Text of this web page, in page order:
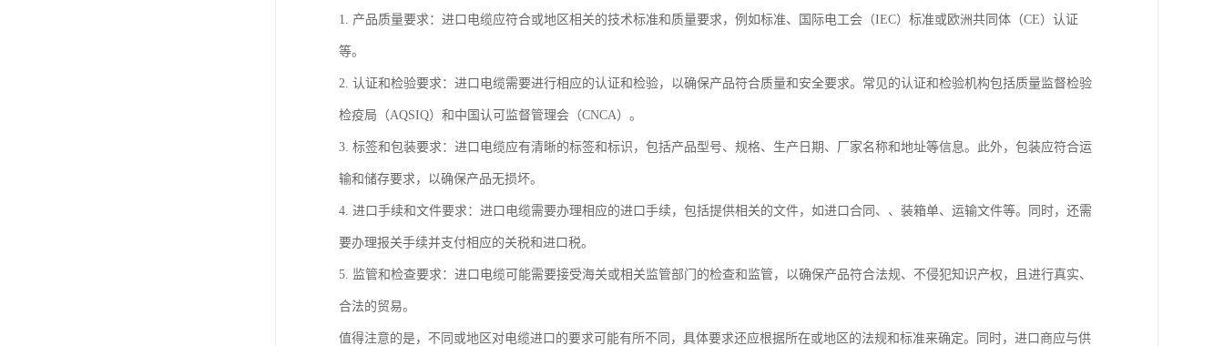
1. 产品质量要求：进口电缆应符合或地区相关的技术标准和质量要求，例如标准、国际电工会（IEC）标准或欧洲共同体（CE）认证
等。
2. 认证和检验要求：进口电缆需要进行相应的认证和检验，以确保产品符合质量和安全要求。常见的认证和检验机构包括质量监督检验
检疫局（AQSIQ）和中国认可监督管理会（CNCA）。
3. 标签和包装要求：进口电缆应有清晰的标签和标识，包括产品型号、规格、生产日期、厂家名称和地址等信息。此外，包装应符合运
输和储存要求，以确保产品无损坏。
4. 进口手续和文件要求：进口电缆需要办理相应的进口手续，包括提供相关的文件，如进口合同、、装箱单、运输文件等。同时，还需
要办理报关手续并支付相应的关税和进口税。
5. 监管和检查要求：进口电缆可能需要接受海关或相关监管部门的检查和监管，以确保产品符合法规、不侵犯知识产权，且进行真实、
合法的贸易。
值得注意的是，不同或地区对电缆进口的要求可能有所不同，具体要求还应根据所在或地区的法规和标准来确定。同时，进口商应与供